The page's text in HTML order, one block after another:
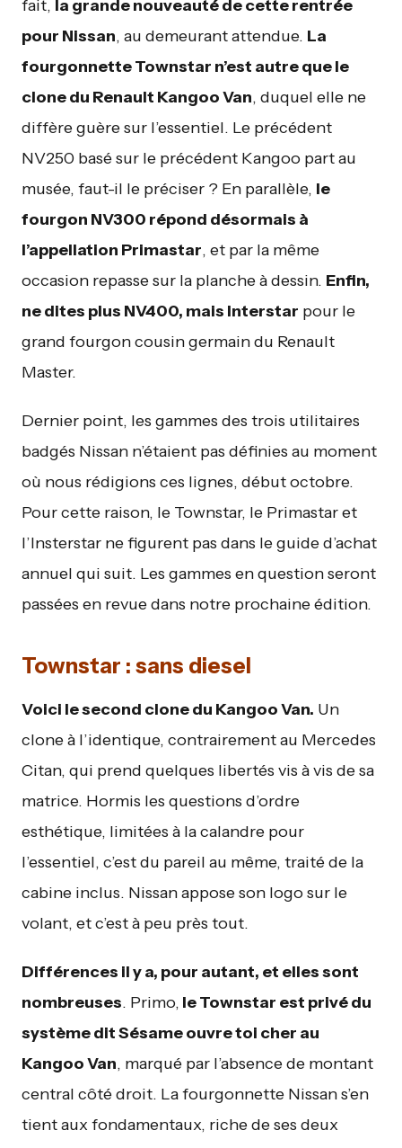
fait, la grande nouveauté de cette rentrée
pour Nissan, au demeurant attendue. La
fourgonnette Townstar n’est autre que le
clone du Renault Kangoo Van, duquel elle ne
diffère guère sur l’essentiel. Le précédent
NV250 basé sur le précédent Kangoo part au
musée, faut-il le préciser ? En parallèle, le
fourgon NV300 répond désormais à
l’appellation Primastar, et par la même
occasion repasse sur la planche à dessin. Enfin,
ne dites plus NV400, mais Interstar pour le
grand fourgon cousin germain du Renault
Master.
Dernier point, les gammes des trois utilitaires
badgés Nissan n’étaient pas définies au moment
où nous rédigions ces lignes, début octobre.
Pour cette raison, le Townstar, le Primastar et
l’Insterstar ne figurent pas dans le guide d’achat
annuel qui suit. Les gammes en question seront
passées en revue dans notre prochaine édition.
Townstar : sans diesel
Voici le second clone du Kangoo Van. Un
clone à l’identique, contrairement au Mercedes
Citan, qui prend quelques libertés vis à vis de sa
matrice. Hormis les questions d’ordre
esthétique, limitées à la calandre pour
l’essentiel, c’est du pareil au même, traité de la
cabine inclus. Nissan appose son logo sur le
volant, et c’est à peu près tout.
Différences il y a, pour autant, et elles sont
nombreuses. Primo, le Townstar est privé du
système dit Sésame ouvre toi cher au
Kangoo Van, marqué par l’absence de montant
central côté droit. La fourgonnette Nissan s’en
tient aux fondamentaux, riche de ses deux